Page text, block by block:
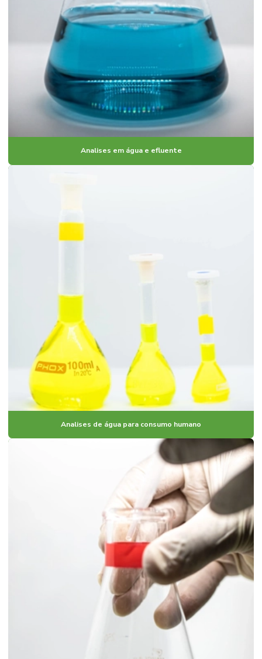
Analises em água e efluente
Analises de água para consumo humano